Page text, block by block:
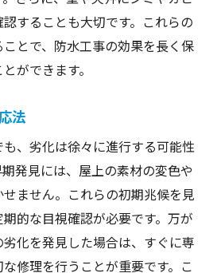
することも大切です。これらの
とで、防水工事の効果を長く保
ができます。
法
、劣化は徐々に進行する可能性
発見には、屋上の素材の変色や
ません。これらの初期兆候を見
的な目視確認が必要です。万が
化を発見した場合は、すぐに専
修理を行うことが重要です。こ